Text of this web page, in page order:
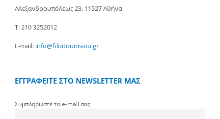
Αλεξανδρουπόλεως 23, 11527 Αθήνα
Τ: 210 3252012
E-mail: info@filoitounisiou.gr
ΕΓΓΡΑΦΕΙΤΕ ΣΤΟ NEWSLETTER ΜΑΣ
Συμπληρώστε το e-mail σας